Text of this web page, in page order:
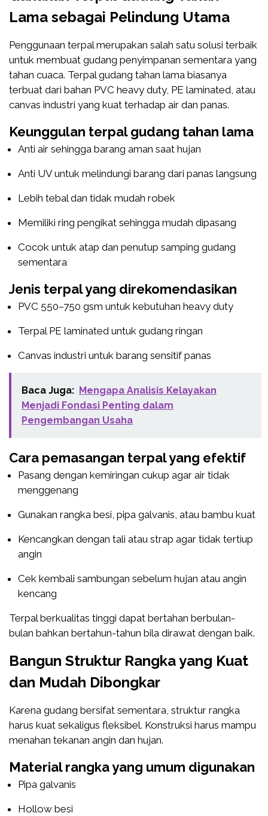
Lama sebagai Pelindung Utama
Penggunaan terpal merupakan salah satu solusi terbaik
untuk membuat gudang penyimpanan sementara yang
tahan cuaca. Terpal gudang tahan lama biasanya
terbuat dari bahan PVC heavy duty, PE laminated, atau
canvas industri yang kuat terhadap air dan panas.
Keunggulan terpal gudang tahan lama
Anti air sehingga barang aman saat hujan
Anti UV untuk melindungi barang dari panas langsung
Lebih tebal dan tidak mudah robek
Memiliki ring pengikat sehingga mudah dipasang
Cocok untuk atap dan penutup samping gudang
sementara
Jenis terpal yang direkomendasikan
PVC 550–750 gsm untuk kebutuhan heavy duty
Terpal PE laminated untuk gudang ringan
Canvas industri untuk barang sensitif panas
Baca Juga: Mengapa Analisis Kelayakan
Menjadi Fondasi Penting dalam
Pengembangan Usaha
Cara pemasangan terpal yang efektif
Pasang dengan kemiringan cukup agar air tidak
menggenang
Gunakan rangka besi, pipa galvanis, atau bambu kuat
Kencangkan dengan tali atau strap agar tidak tertiup
angin
Cek kembali sambungan sebelum hujan atau angin
kencang
Terpal berkualitas tinggi dapat bertahan berbulan-
bulan bahkan bertahun-tahun bila dirawat dengan baik.
Bangun Struktur Rangka yang Kuat
dan Mudah Dibongkar
Karena gudang bersifat sementara, struktur rangka
harus kuat sekaligus fleksibel. Konstruksi harus mampu
menahan tekanan angin dan hujan.
Material rangka yang umum digunakan
Pipa galvanis
Hollow besi